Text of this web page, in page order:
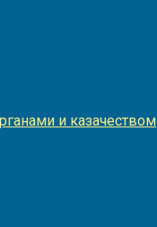
и казачеством